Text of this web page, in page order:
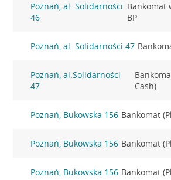
Poznań, al. Solidarności
46
Bankomat
BP
Poznań, al. Solidarności 47
Poznań, al.Solidarności
47
Cash)
Poznań, Bukowska 156 Bankomat
Poznań, Bukowska 156 Bankomat
Poznań, Bukowska 156 Bankomat